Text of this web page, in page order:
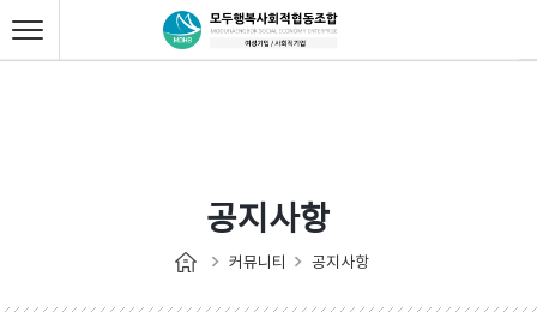
공지사항
커뮤니티 공지사항